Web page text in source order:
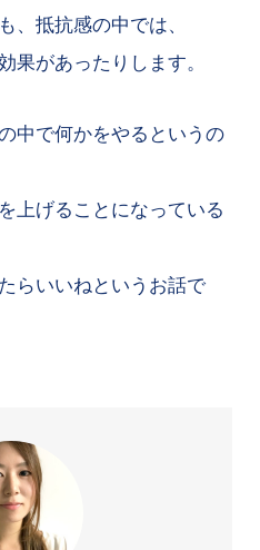
、抵抗感の中では、
果があったりします。
中で何かをやるというの
上げることになっている
らいいねというお話で